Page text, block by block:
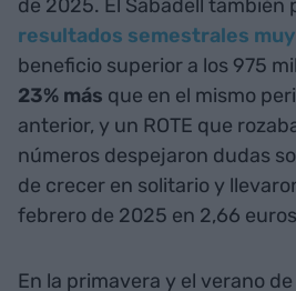
de 2025. El Sabadell también
resultados semestrales
beneficio superior a los 975
23% más que en el mismo
anterior, y un ROTE que
números despejaron dudas
de crecer en solitario y
febrero de 2025 en 2,66
En la primavera y el verano